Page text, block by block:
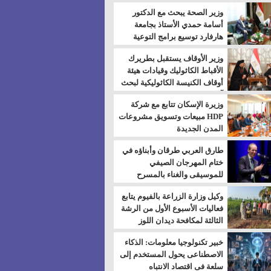
بالسويس
وزير الصحة يبحث مع الدكتور
أسامة حمدي الأستاذ بجامعة
هارفارد توسيع برامج التوعية
بمرض السكري
وزير الأوقاف يستقبل بطريرك
الأقباط الكاثوليك وقيادات هيئة
أوقاف الكنيسة الكاثوليكية لبحث
آفاق التعاون المشترك
وزيرة الإسكان تتابع مع شركة
HDP مبيعات وتسويق مشروعات
المدن الجديدة
طارق العربي طرقان وأبناؤه في
ختام المهرجان الصيفي
للموسيقى والغناء بالمسرح
المكشوف
وكيل وزارة الزراعة بالفيوم يتابع
فعاليات الأسبوع الأول من الرشة
الثالثة لمكافحة ديدان اللوز
للقطن
خبير تكنولوجيا معلومات: الذكاء
الاصطناعى يحول المستخدم إلى
سلعة فى اقتصاد الانتباه